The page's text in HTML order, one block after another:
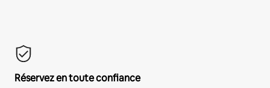
Réservez en toute confiance